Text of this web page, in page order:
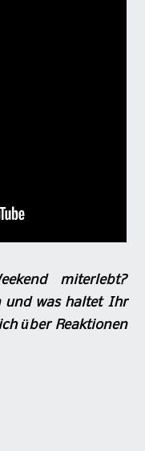
miterlebt?
und was haltet Ihr
über Reaktionen